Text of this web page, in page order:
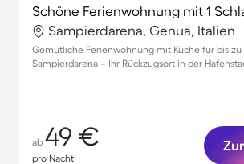
Sampierdarena, Genua, Italien
Gemütliche Ferienwohnung mit Küche für bis zu
Sampierdarena – Ihr Rückzugsort in der
ab 49 €
pro Nacht